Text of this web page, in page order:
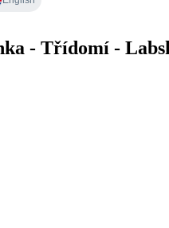
- Třídomí -